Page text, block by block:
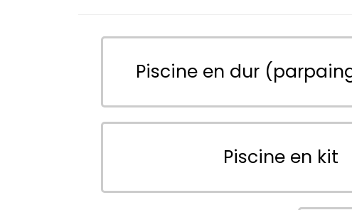
Piscine en dur
Piscine en kit